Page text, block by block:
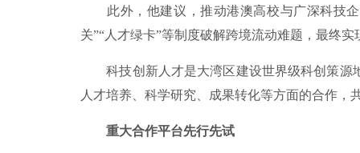
此外，他建议，推动港澳高校与广深科技企
关”“人才绿卡”等制度破解跨境流动难题，最终
科技创新人才是大湾区建设世界级科创策源
人才培养、科学研究、成果转化等方面的合作，
重大合作平台先行先试